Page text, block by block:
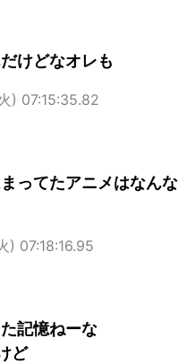
けどなオレも
) 07:15:35.82
ってたアニメはなんな
07:18:16.95
記憶ねーな
ど